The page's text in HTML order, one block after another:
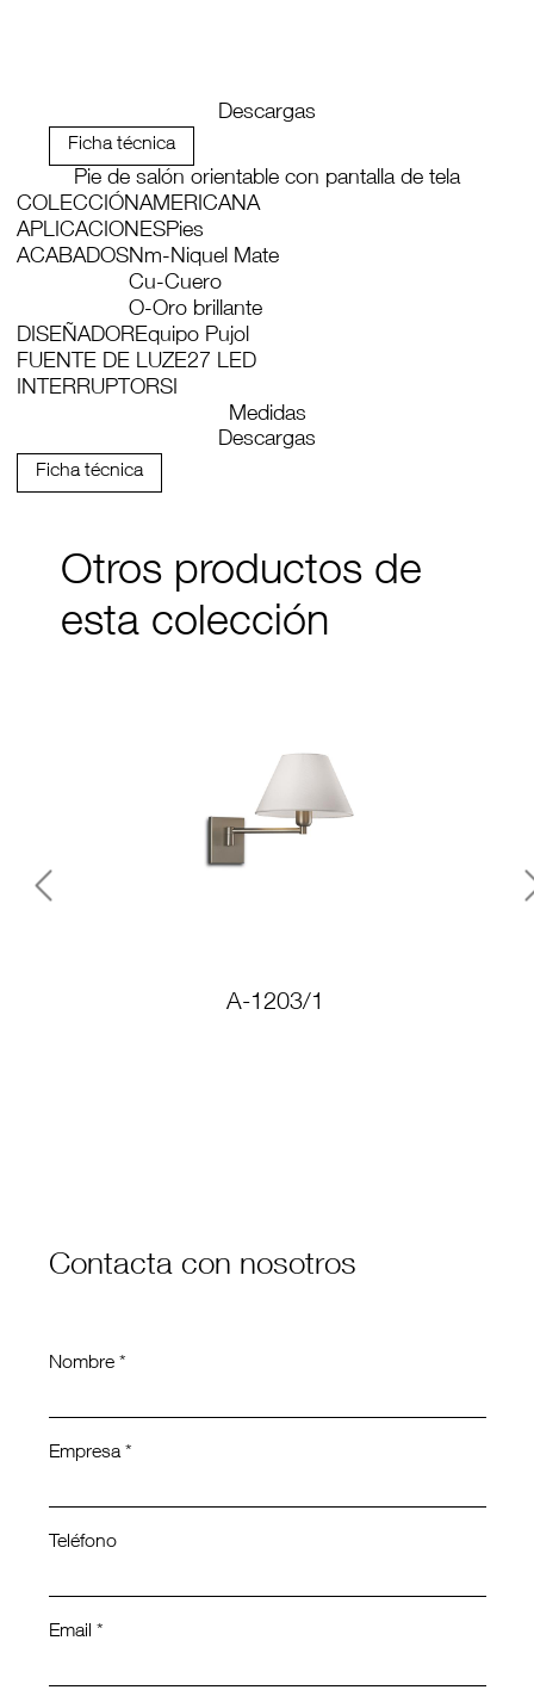
Descargas
Ficha técnica
Pie de salón orientable con pantalla de tela
COLECCIÓNAMERICANA
APLICACIONESPies
ACABADOSNm-Niquel Mate
Cu-Cuero
O-Oro brillante
DISEÑADOREquipo Pujol
FUENTE DE LUZE27 LED
INTERRUPTORSI
Medidas
Descargas
Ficha técnica
Otros productos de
esta colección
Previous
A-1203/1
Contacta con nosotros
Nombre *
Empresa *
Teléfono
Email *